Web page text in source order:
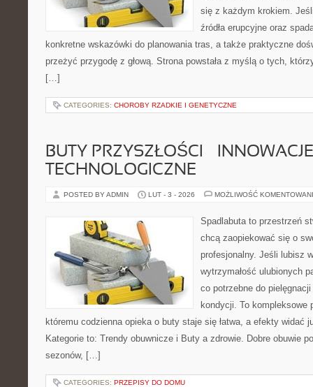
się z każdym krokiem.
źródła erupcyjne oraz
konkretne wskazówki do planowania tras, a także praktyczne
przeżyć przygodę z głową. Strona powstała z myślą o tych,
[…]
CATEGORIES: CHOROBY RZADKIE I GENETYCZNE
BUTY PRZYSZŁOŚCI – INNOWACJE
TECHNOLOGICZNE
POSTED BY ADMIN LUT - 3 - 2026 MOŻLIWOŚĆ
Spadlabuta to przestrzeń
chcą zaopiekować się o
profesjonalny. Jeśli lubisz
wytrzymałość ulubionych
co potrzebne do
kondycji. To kompleksowe
któremu codzienna opieka o buty staje się łatwa, a efekty widać
Kategorie to: Trendy obuwnicze i Buty a zdrowie. Dobre obuwie
sezonów, […]
CATEGORIES: PRZEPISY DO DOMU